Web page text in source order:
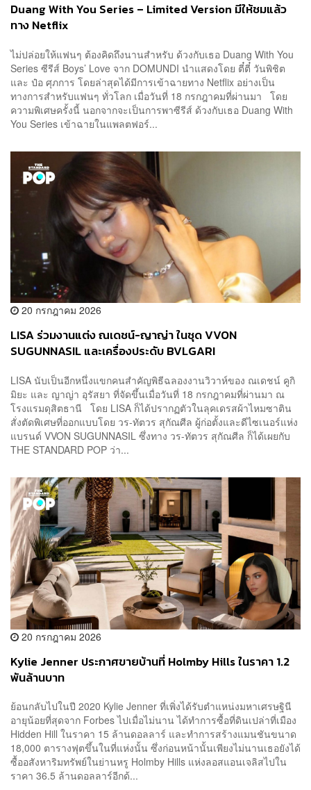
Duang With You Series – Limited Version มีให้ชมแล้ว
ทาง Netflix
ไม่ปล่อยให้แฟนๆ ต้องคิดถึงนานสำหรับ ด้วงกับเธอ Duang With You
Series ซีรีส์ Boys’ Love จาก DOMUNDI นำแสดงโดย ตี๋ตี๋ วันพิชิต
และ ป๋อ ศุภการ โดยล่าสุดได้มีการเข้าฉายทาง Netflix อย่างเป็น
ทางการสำหรับแฟนๆ ทั่วโลก เมื่อวันที่ 18 กรกฎาคมที่ผ่านมา โดย
ความพิเศษครั้งนี้ นอกจากจะเป็นการพาซีรีส์ ด้วงกับเธอ Duang With
You Series เข้าฉายในแพลตฟอร์...
20 กรกฎาคม 2026
LISA ร่วมงานแต่ง ณเดชน์-ญาญ่า ในชุด VVON
SUGUNNASIL และเครื่องประดับ BVLGARI
LISA นับเป็นอีกหนึ่งแขกคนสำคัญพิธีฉลองงานวิวาห์ของ ณเดชน์ คูกิ
มิยะ และ ญาญ่า อุรัสยา ที่จัดขึ้นเมื่อวันที่ 18 กรกฎาคมที่ผ่านมา ณ
โรงแรมดุสิตธานี โดย LISA ก็ได้ปรากฏตัวในลุคเดรสผ้าไหมซาติน
สั่งตัดพิเศษที่ออกแบบโดย วร-ทัตวร สุกัณศีล ผู้ก่อตั้งและดีไซเนอร์แห่ง
แบรนด์ VVON SUGUNNASIL ซึ่งทาง วร-ทัตวร สุกัณศีล ก็ได้เผยกับ
THE STANDARD POP ว่า...
20 กรกฎาคม 2026
Kylie Jenner ประกาศขายบ้านที่ Holmby Hills ในราคา 1.2
พันล้านบาท
ย้อนกลับไปในปี 2020 Kylie Jenner ที่เพิ่งได้รับตำแหน่งมหาเศรษฐินี
อายุน้อยที่สุดจาก Forbes ไปเมื่อไม่นาน ได้ทำการซื้อที่ดินเปล่าที่เมือง
Hidden Hill ในราคา 15 ล้านดอลลาร์ และทำการสร้างแมนชันขนาด
18,000 ตารางฟุตขึ้นในที่แห่งนั้น ซึ่งก่อนหน้านั้นเพียงไม่นานเธอยังได้
ซื้ออสังหาริมทรัพย์ในย่านหรู Holmby Hills แห่งลอสแอนเจลิสไปใน
ราคา 36.5 ล้านดอลลาร์อีกด้...